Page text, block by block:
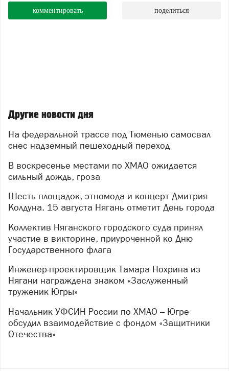
комментировать поделиться
Другие новости дня
На федеральной трассе под Тюменью самосвал
снес надземный пешеходный переход
В воскресенье местами по ХМАО ожидается
сильный дождь, гроза
Шесть площадок, этномода и концерт Дмитрия
Колдуна. 15 августа Нягань отметит День города
Коллектив Няганского городского суда принял
участие в викторине, приуроченной ко Дню
Государственного флага
Инженер-проектировщик Тамара Нохрина из
Нягани награждена знаком «Заслуженный
труженик Югры»
Начальник УФСИН России по ХМАО – Югре
обсудил взаимодействие с фондом «Защитники
Отечества»